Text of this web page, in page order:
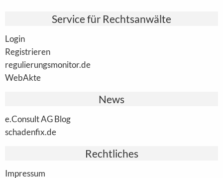
Service für Rechtsanwälte
Login
Registrieren
regulierungsmonitor.de
WebAkte
News
e.Consult AG Blog
schadenfix.de
Rechtliches
Impressum